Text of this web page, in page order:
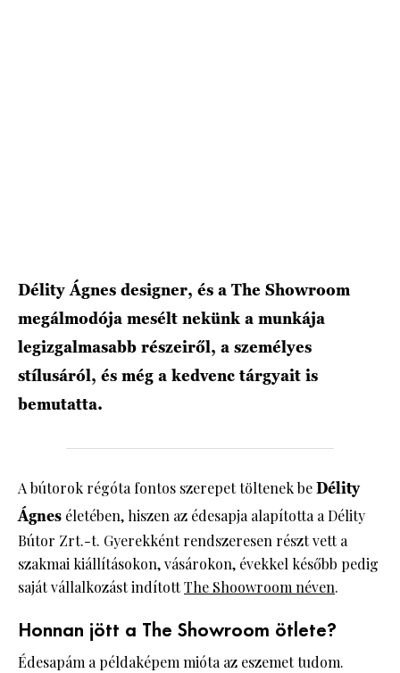
Délity Ágnes designer, és a The Showroom
megálmodója mesélt nekünk a munkája
legizgalmasabb részeiről, a személyes
stílusáról, és még a kedvenc tárgyait is
bemutatta.
A bútorok régóta fontos szerepet töltenek beDélity
Ágnes életében, hiszen az édesapja alapította a Délity
Bútor Zrt.-t. Gyerekként rendszeresen részt vett a
szakmai kiállításokon, vásárokon, évekkel később pedig
saját vállalkozást indítottThe Shoowroom néven.
Honnan jött a The Showroom ötlete?
Édesapám a példaképem mióta az eszemet tudom.